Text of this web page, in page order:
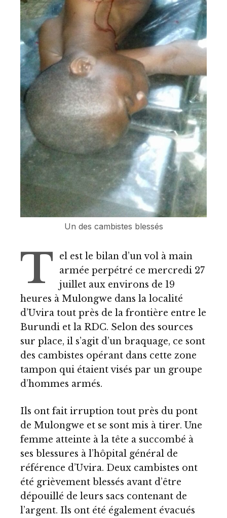
Un des cambistes blessés
T
el est le bilan d’un vol à main
armée perpétré ce mercredi 27
juillet aux environs de 19
heures à Mulongwe dans la localité
d’Uvira tout près de la frontière entre le
Burundi et la RDC. Selon des sources
sur place, il s’agit d’un braquage, ce sont
des cambistes opérant dans cette zone
tampon qui étaient visés par un groupe
d’hommes armés.
Ils ont fait irruption tout près du pont
de Mulongwe et se sont mis à tirer. Une
femme atteinte à la tête a succombé à
ses blessures à l’hôpital général de
référence d’Uvira. Deux cambistes ont
été grièvement blessés avant d’être
dépouillé de leurs sacs contenant de
l’argent. Ils ont été également évacués